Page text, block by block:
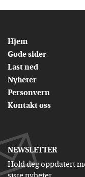
Hjem
Gode sider
Last ned
Nyheter
Personvern
Kontakt oss
NEWSLETTER
Hold deg oppdatert